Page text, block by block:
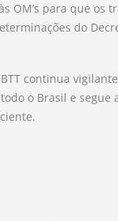
OM’s para que os
do
continua
todo o Brasil e segue